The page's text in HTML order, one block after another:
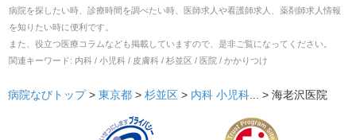
病院を探したい時、診療時間を調べたい時、医師求人や看護師求人、薬剤師求人情報
を知りたい時に便利です。
また、役立つ医療コラムなども掲載していますので、是非ご覧になってください。
関連キーワード: 内科 / 小児科 / 皮膚科 / 杉並区 / 医院 / かかりつけ
病院なびトップ > 東京都 > 杉並区 > 内科 小児科... > 海老沢医院